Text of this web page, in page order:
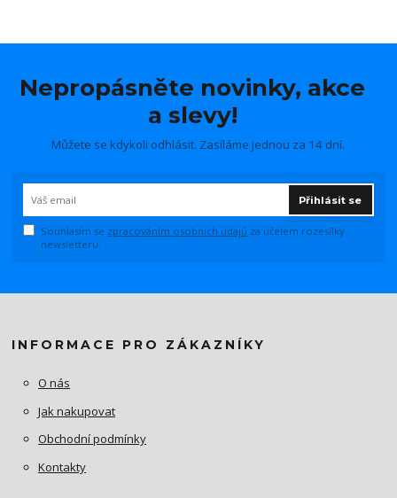
Nepropásněte novinky, akce
a slevy!
Můžete se kdykoli odhlásit. Zasíláme jednou za 14 dní.
Přihlásit se
Souhlasím se zpracováním osobních údajů za účelem rozesílky
newsletteru.
INFORMACE PRO ZÁKAZNÍKY
O nás
Jak nakupovat
Obchodní podmínky
Kontakty